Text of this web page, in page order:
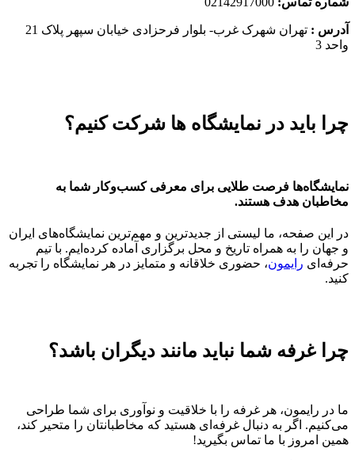
آدرس :
تهران شهرک غرب- بلوار فرحزادی خیابان سپهر پلاک 21
واحد 3
چرا باید در نمایشگاه ها شرکت کنیم؟
نمایشگاه‌ها فرصت طلایی برای معرفی کسب‌وکار شما به
مخاطبان هدف هستند.
در این صفحه، ما لیستی از جدیدترین و مهم‌ترین نمایشگاه‌های ایران
و جهان را به همراه تاریخ و محل برگزاری آماده کرده‌ایم. با تیم
حرفه‌ای رایمون، حضوری خلاقانه و متمایز در هر نمایشگاه را تجربه
کنید.
چرا غرفه شما نباید مانند دیگران باشد؟
ما در رایمون، هر غرفه را با خلاقیت و نوآوری برای شما طراحی
می‌کنیم. اگر به دنبال غرفه‌ای هستید که مخاطبانتان را متحیر کند،
همین امروز با ما تماس بگیرید!